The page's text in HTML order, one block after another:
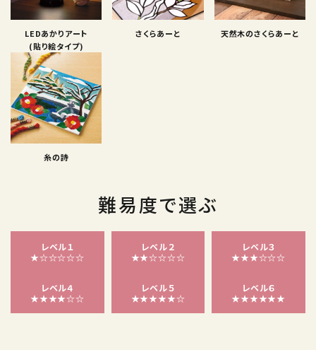
LEDあかりアート
(貼り絵タイプ)
さくらあーと 天然木のさくらあーと
糸の詩
難易度で選ぶ
レベル１
★☆☆☆☆☆
レベル２
★★☆☆☆☆
レベル３
★★★☆☆☆
レベル４
★★★★☆☆
レベル５
★★★★★☆
レベル６
★★★★★★